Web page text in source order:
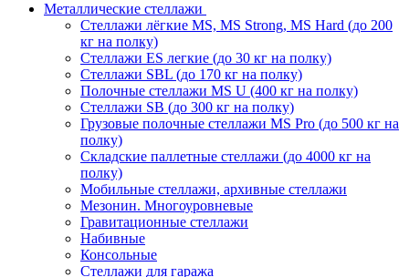
Металлические стеллажи
Стеллажи лёгкие MS, MS Strong, MS Hard (до 200
кг на полку)
Стеллажи ES легкие (до 30 кг на полку)
Стеллажи SBL (до 170 кг на полку)
Полочные стеллажи MS U (400 кг на полку)
Стеллажи SB (до 300 кг на полку)
Грузовые полочные стеллажи MS Pro (до 500 кг на
полку)
Складские паллетные стеллажи (до 4000 кг на
полку)
Мобильные стеллажи, архивные стеллажи
Мезонин. Многоуровневые
Гравитационные стеллажи
Набивные
Консольные
Стеллажи для гаража